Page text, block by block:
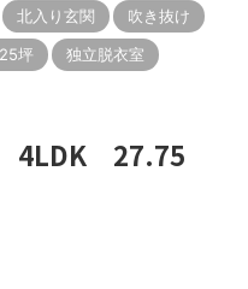
北入り玄関
吹き抜け
坪
独立脱衣室
4LDK 27.75